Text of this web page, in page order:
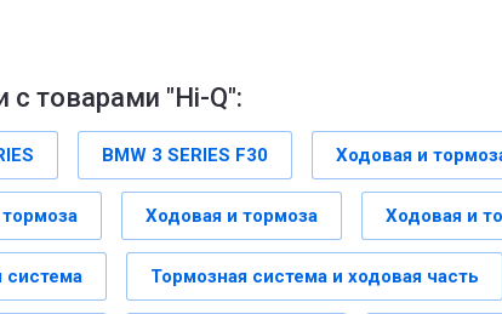
с товарами "Hi-Q":
BMW 3 SERIES F30 Ходовая и
Ходовая и тормоза Ходовая и
система Тормозная система и ходовая часть